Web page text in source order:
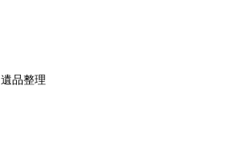
遺品整理
空き家整理